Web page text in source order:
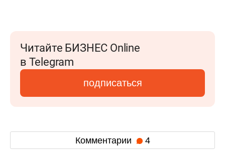
Читайте БИЗНЕС Online
в Telegram
подписаться
Комментарии 4